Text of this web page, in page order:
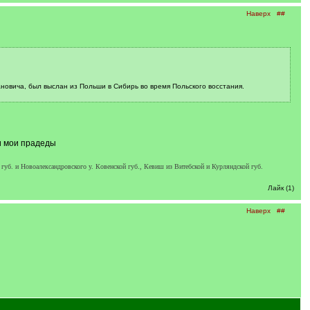
Наверх ##
был выслан из Польши в Сибирь во время Польского восстания.
мои прадеды
и Новоалександровского у. Ковенской губ., Кевиш из Витебской и Курляндской губ.
Лайк (1)
Наверх ##